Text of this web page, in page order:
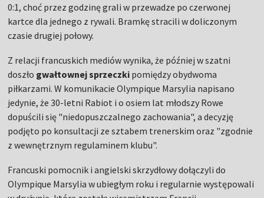
0:1, choć przez godzinę grali w przewadze po czerwonej
kartce dla jednego z rywali. Bramkę stracili w doliczonym
czasie drugiej połowy.
Z relacji francuskich mediów wynika, że później w szatni
doszło gwałtownej sprzeczki pomiędzy obydwoma
piłkarzami. W komunikacie Olympique Marsylia napisano
jedynie, że 30-letni Rabiot i o osiem lat młodszy Rowe
dopuścili się "niedopuszczalnego zachowania", a decyzję
podjęto po konsultacji ze sztabem trenerskim oraz "zgodnie
z wewnętrznym regulaminem klubu".
Francuski pomocnik i angielski skrzydłowy dołączyli do
Olympique Marsylia w ubiegłym roku i regularnie występowali